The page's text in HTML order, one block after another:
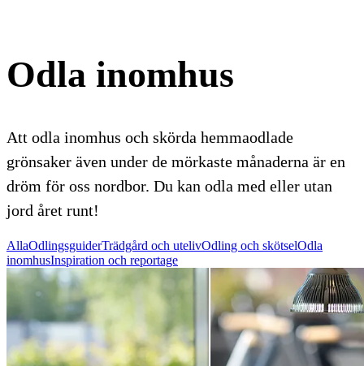
Odla inomhus
Att odla inomhus och skörda hemmaodlade
grönsaker även under de mörkaste månaderna är en
dröm för oss nordbor. Du kan odla med eller utan
jord året runt!
AllaOdlingsguiderTrädgård och utelivOdling och skötselOdla
inomhusInspiration och reportage